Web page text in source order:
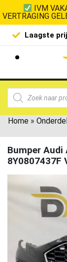
IVM
VERTRAGING
Laagste
Home »
Bumper Audi
8Y0807437F